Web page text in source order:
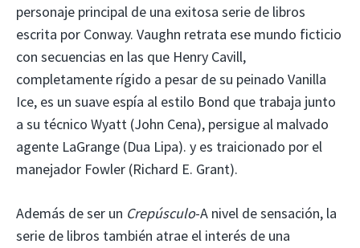
personaje principal de una exitosa serie de libros
escrita por Conway. Vaughn retrata ese mundo ficticio
con secuencias en las que Henry Cavill,
completamente rígido a pesar de su peinado Vanilla
Ice, es un suave espía al estilo Bond que trabaja junto
a su técnico Wyatt (John Cena), persigue al malvado
agente LaGrange (Dua Lipa). y es traicionado por el
manejador Fowler (Richard E. Grant).
Además de ser un Crepúsculo-A nivel de sensación, la
serie de libros también atrae el interés de una